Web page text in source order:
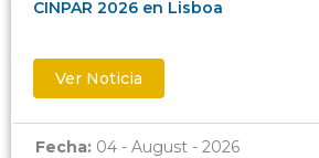
CINPAR 2026 en Lisboa
Ver Noticia
Fecha: 04 - August - 2026